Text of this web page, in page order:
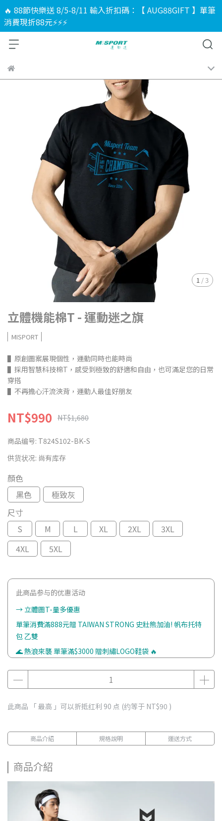
🔥 88節快樂送 8/5-8/11 輸入折扣碼：【 AUG88GIFT 】單筆
消費現折88元⚡⚡⚡
1 /3
立體機能棉T - 運動迷之旗
MISPORT
▌原創圖案展現個性，運動同時也能時尚
▌採用智慧科技棉T，感受到極致的舒適和自由，也可滿足您的日常
穿搭
▌不再擔心汗流浹背，運動人最佳好朋友
NT$990 NT$1,680
商品编号: T824S102-BK-S
供货状况: 尚有库存
顏色
黑色
極致灰
尺寸
S
M L XL 2XL
3XL
4XL
5XL
此商品参与的优惠活动
→ 立體圖T-量多優惠
單筆消費滿888元贈 TAIWAN STRONG 史壯熊加油! 帆布托特
包 乙雙
🌊 熱浪來襲 單筆滿$3000 贈刺繡LOGO鞋袋 🔥
此商品 「 最高 」可以折抵红利 90 点 (约等于 NT$90 )
商品介紹 規格說明 運送方式
商品介紹